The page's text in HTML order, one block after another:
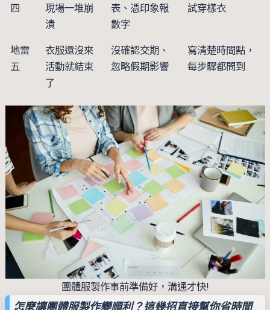
四
現場一堆崩
潰
表、憑印象報
數字
試穿樣衣
地雷
五
衣服還沒來
活動就結束
了
沒確認交期、
忽略假期影響
寫清楚時間點，
每步驟都問到
團體服製作事前準備好，溝通才快!
怎麼讓團體服製作變順利？這幾招直接幫你省時間